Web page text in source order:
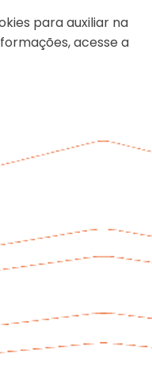
para auxiliar na
acesse a